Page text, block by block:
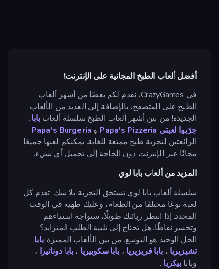
أفضل ألعاب الطبخ المجانية على الإنترنت!
في CrazyGames، نقدم لكم بعضًا من أشهر ألعاب
الطبخ على المتصفح، بالإضافة إلى العديد من الألعاب
الجديدة! من بين أشهر ألعاب الطبخ سلسلة ألعاب بابا.
جرّبوا لعبتي Papa's Pizzeria و Papa's Burgeria
الرائعتين لتجربة طبخ ممتعة للغاية. يمكنكم لعبها جميعًا
مجانًا عبر الإنترنت دون الحاجة إلى تحميل أي شيء.
المزيد من ألعاب بابا لوي
سلسلة ألعاب بابا لوي تستحق التجربة بلا شك. تقدم كل
لعبة نوعًا مختلفًا من الطعام، وعليك طهيه في الوقت
المحدد. إذا انتظر زبائنك طويلًا، ستواجه استياءهم
وتخسر نقاطًا. هل تحتاج إلى تلبية الطلب المتزايد؟
الحل الوحيد هو التوسع. من بين الألعاب المميزة:بابا
تشيزيريا ، بابا فريزيريا ، بابا سكوبيريا ، بابا دوناتيرا ،
وبابا بيكريا .